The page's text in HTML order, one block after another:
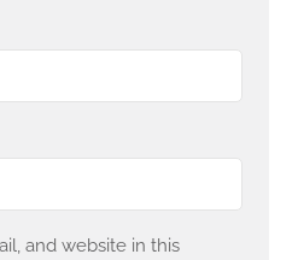
and website in this